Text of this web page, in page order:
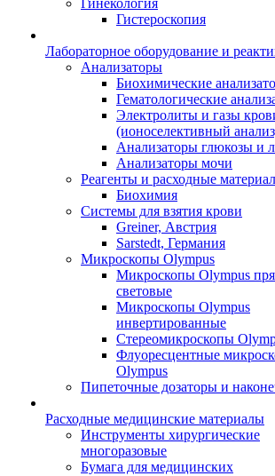
Гинекология
Гистероскопия
Лабораторное оборудование и
Анализаторы
Биохимические
Гематологические
Электролиты и газы
(ионоселективный
Анализаторы глюкозы и
Анализаторы мочи
Реагенты и расходные
Биохимия
Системы для взятия крови
Greiner, Австрия
Sarstedt, Германия
Микроскопы Olympus
Микроскопы Olympus
световые
Микроскопы Olympus
инвертированные
Стереомикроскопы
Флуоресцентные
Olympus
Пипеточные дозаторы и
Расходные медицинские материалы
Инструменты хирургические
многоразовые
Бумага для медицинских